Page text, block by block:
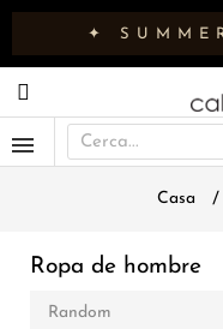
✦
Casa
Ropa de hombre
Random